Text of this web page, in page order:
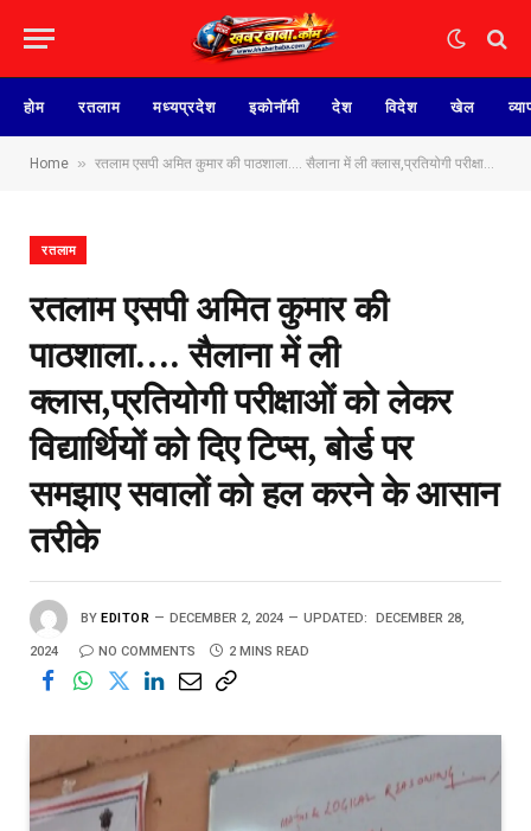
होम रतलाम मध्यप्रदेश इकोनॉमी देश विदेश खेल
Home » रतलाम एसपी अमित कुमार की पाठशाला…. सैलाना में ली क्लास,प्रतियोगी परीक्षाओं को लेकर विद्यार्थियों को दिए टिप्स, बोर्ड पर समझाए सवालों को हल करने के आसान तरीके
रतलाम
रतलाम एसपी अमित कुमार की
पाठशाला…. सैलाना में ली
क्लास,प्रतियोगी परीक्षाओं को लेकर
विद्यार्थियों को दिए टिप्स, बोर्ड पर
समझाए सवालों को हल करने के आसान
तरीके
BY EDITOR DECEMBER 2, 2024 UPDATED: DECEMBER 28,
2024 NO COMMENTS 2 MINS READ